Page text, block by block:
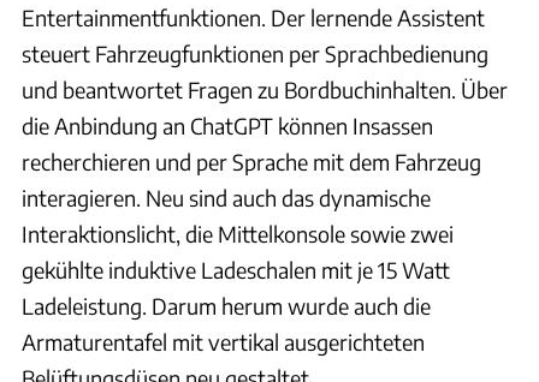
Entertainmentfunktionen. Der lernende Assistent
steuert Fahrzeugfunktionen per Sprachbedienung
und beantwortet Fragen zu Bordbuchinhalten. Über
die Anbindung an ChatGPT können Insassen
recherchieren und per Sprache mit dem Fahrzeug
interagieren. Neu sind auch das dynamische
Interaktionslicht, die Mittelkonsole sowie zwei
gekühlte induktive Ladeschalen mit je 15 Watt
Ladeleistung. Darum herum wurde auch die
Armaturentafel mit vertikal ausgerichteten